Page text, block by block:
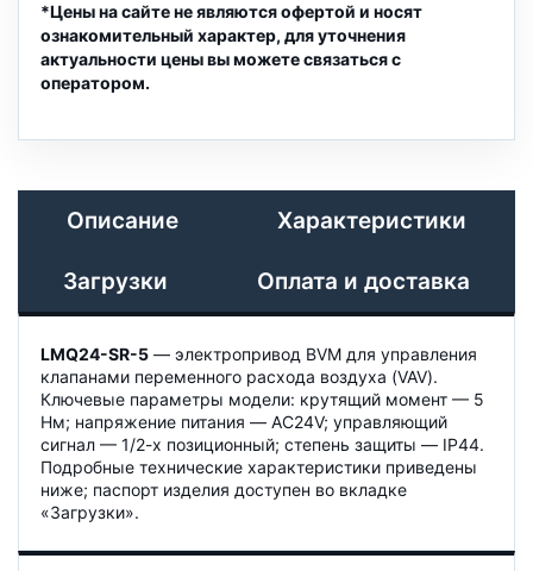
*Цены на сайте не являются офертой и носят
ознакомительный характер, для уточнения
актуальности цены вы можете связаться с
оператором.
Описание Характеристики
Загрузки Оплата и доставка
LMQ24-SR-5 — электропривод BVM для управления
клапанами переменного расхода воздуха (VAV).
Ключевые параметры модели: крутящий момент — 5
Нм; напряжение питания — AC24V; управляющий
сигнал — 1/2-х позиционный; степень защиты — IP44.
Подробные технические характеристики приведены
ниже; паспорт изделия доступен во вкладке
«Загрузки».